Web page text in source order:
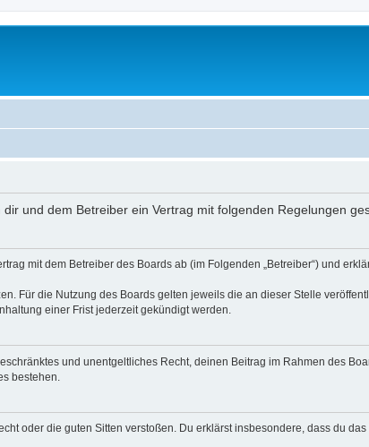
und dem Betreiber ein Vertrag mit folgenden Regelungen
mit dem Betreiber des Boards ab (im Folgenden „Betreiber“) und
Für die Nutzung des Boards gelten jeweils die an dieser Stelle
einer Frist jederzeit gekündigt werden.
und unentgeltliches Recht, deinen Beitrag im Rahmen des
bestehen.
oder die guten Sitten verstoßen. Du erklärst insbesondere, dass du